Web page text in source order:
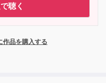
聴く
作品を購入する